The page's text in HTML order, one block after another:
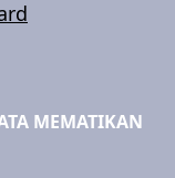
MEMATIKAN